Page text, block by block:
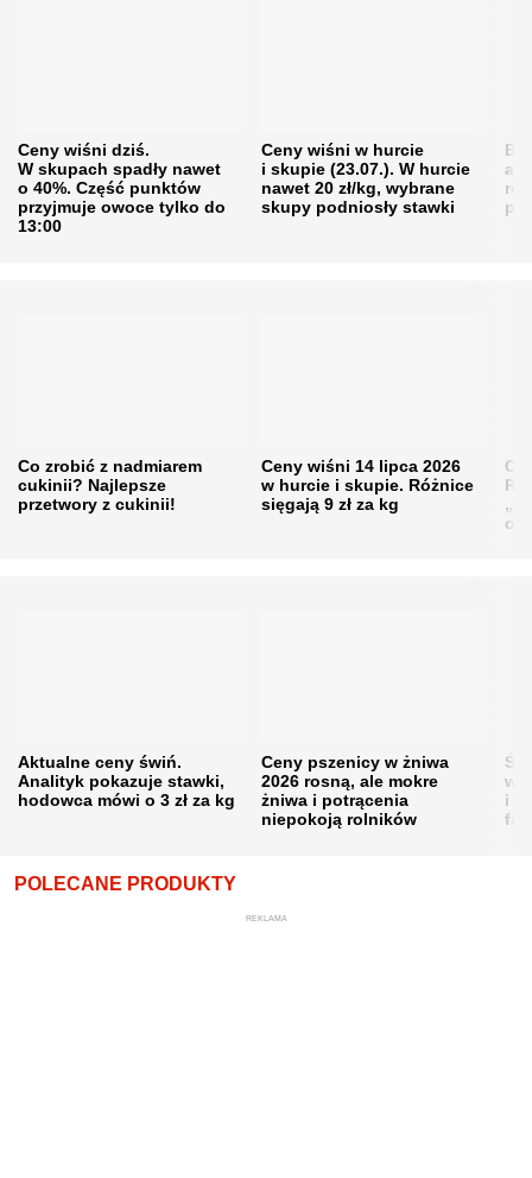
Ceny wiśni dziś.
W skupach spadły nawet
o 40%. Część punktów
przyjmuje owoce tylko do
13:00
Ceny wiśni w hurcie
i skupie (23.07.). W hurcie
nawet 20 zł/kg, wybrane
skupy podniosły stawki
Co zrobić z nadmiarem
cukinii? Najlepsze
przetwory z cukinii!
Ceny wiśni 14 lipca 2026
w hurcie i skupie. Różnice
sięgają 9 zł za kg
Aktualne ceny świń.
Analityk pokazuje stawki,
hodowca mówi o 3 zł za kg
Ceny pszenicy w żniwa
2026 rosną, ale mokre
żniwa i potrącenia
niepokoją rolników
i
POLECANE PRODUKTY
REKLAMA